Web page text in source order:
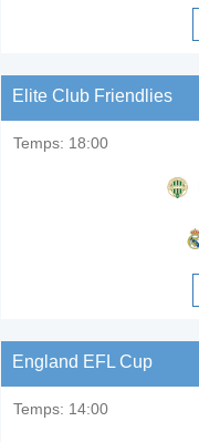
Elite Club Friendlies
Temps: 18:00
England EFL Cup
Temps: 14:00